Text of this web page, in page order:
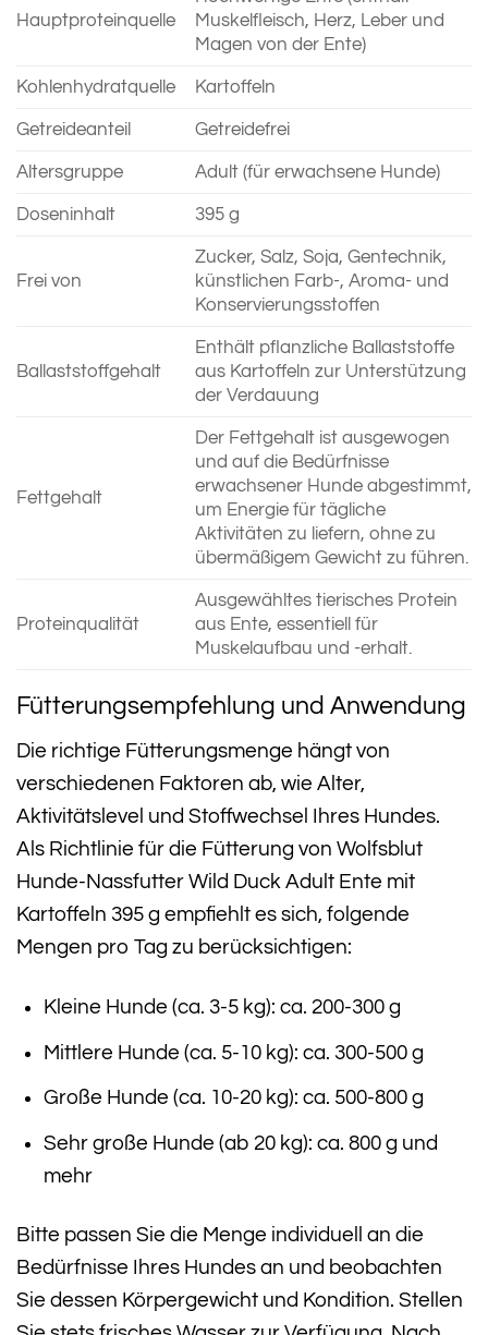
Hauptproteinquelle
Muskelfleisch, Herz, Leber und
Magen von der Ente)
Kohlenhydratquelle Kartoffeln
Getreideanteil Getreidefrei
Altersgruppe Adult (für erwachsene Hunde)
Doseninhalt 395 g
Frei von
Zucker, Salz, Soja, Gentechnik,
künstlichen Farb-, Aroma- und
Konservierungsstoffen
Ballaststoffgehalt
Enthält pflanzliche Ballaststoffe
aus Kartoffeln zur Unterstützung
der Verdauung
Fettgehalt
Der Fettgehalt ist ausgewogen
und auf die Bedürfnisse
erwachsener Hunde abgestimmt,
um Energie für tägliche
Aktivitäten zu liefern, ohne zu
übermäßigem Gewicht zu führen.
Proteinqualität
Ausgewähltes tierisches Protein
aus Ente, essentiell für
Muskelaufbau und -erhalt.
Fütterungsempfehlung und Anwendung
Die richtige Fütterungsmenge hängt von
verschiedenen Faktoren ab, wie Alter,
Aktivitätslevel und Stoffwechsel Ihres Hundes.
Als Richtlinie für die Fütterung von Wolfsblut
Hunde-Nassfutter Wild Duck Adult Ente mit
Kartoffeln 395 g empfiehlt es sich, folgende
Mengen pro Tag zu berücksichtigen:
Kleine Hunde (ca. 3-5 kg): ca. 200-300 g
Mittlere Hunde (ca. 5-10 kg): ca. 300-500 g
Große Hunde (ca. 10-20 kg): ca. 500-800 g
Sehr große Hunde (ab 20 kg): ca. 800 g und
mehr
Bitte passen Sie die Menge individuell an die
Bedürfnisse Ihres Hundes an und beobachten
Sie dessen Körpergewicht und Kondition. Stellen